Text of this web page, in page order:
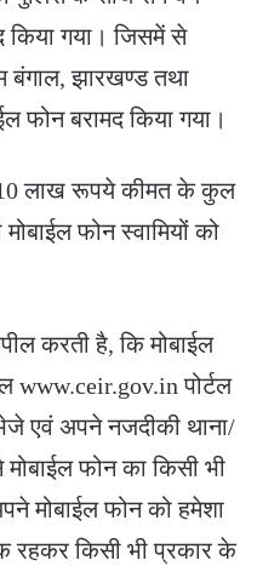
किया गया। जिसमें से
बंगाल, झारखण्ड तथा
फोन बरामद किया गया।
लाख रूपये कीमत के कुल
फोन स्वामियों को
करती है, कि मोबाईल
www.ceir.gov.in पोर्टल
एवं अपने नजदीकी थाना/
फोन का किसी भी
मोबाईल फोन को हमेशा
रहकर किसी भी प्रकार के